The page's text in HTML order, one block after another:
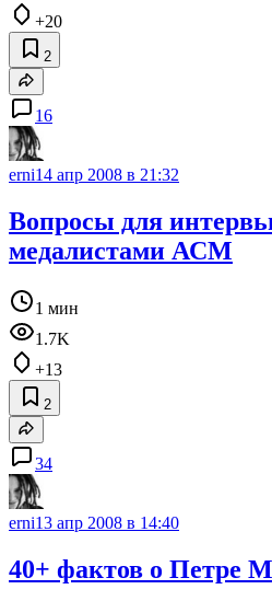
+20
2
16
erni14 апр 2008 в 21:32
Вопросы для
медалистами АСМ
1 мин
1.7K
+13
2
34
erni13 апр 2008 в 14:40
40+ фактов о Петре